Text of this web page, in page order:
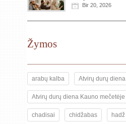
Bir 20, 2026
Žymos
arabų kalba Atvirų durų diena
Atvirų durų diena Kauno mečetėje
chadisai chidžabas hadž